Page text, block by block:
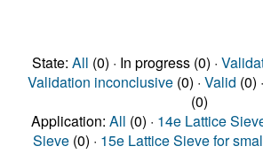
State: All (0) · In progress (0) ·
Validation inconclusive(0) · Valid (0) ·
(0)
Application: All (0) · 14e Lattice
Sieve (0) · 15e Lattice Sieve for